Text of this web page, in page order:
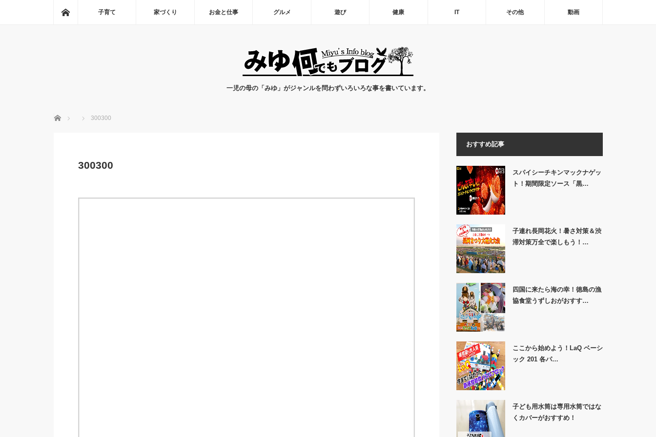
ホーム子育て 家づくり お金と仕事 グルメ 遊び 健康 IT その他 動画
一児の母の「みゆ」がジャンルを問わずいろいろな事を書いています。
ホーム 300300
300300
おすすめ記事
スパイシーチキンマックナゲッ
ト！期間限定ソース「黒…
子連れ長岡花火！暑さ対策＆渋
滞対策万全で楽しもう！…
四国に来たら海の幸！徳島の漁
協食堂うずしおがおすす…
ここから始めよう！LaQ ベーシ
ック 201 各パ…
子ども用水筒は専用水筒ではな
くカバーがおすすめ！